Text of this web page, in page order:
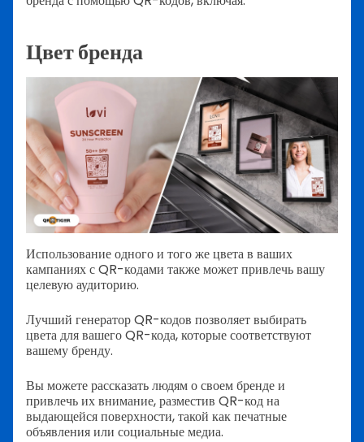
Цвет бренда
Использование одного и того же цвета в ваших
кампаниях с QR-кодами также может привлечь вашу
целевую аудиторию.
Лучший генератор QR-кодов позволяет выбирать
цвета для вашего QR-кода, которые соответствуют
вашему бренду.
Вы можете рассказать людям о своем бренде и
привлечь их внимание, разместив QR-код на
выдающейся поверхности, такой как печатные
объявления или социальные медиа.